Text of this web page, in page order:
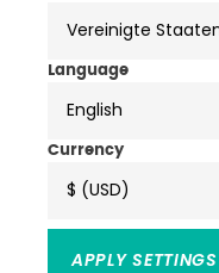
Language
English
Currency
$ (USD)
APPLY SETTINGS